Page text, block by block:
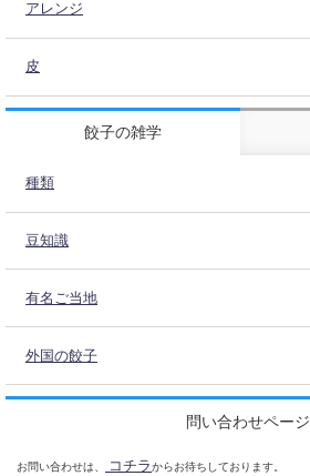
アレンジ
皮
餃子の雑学
種類
豆知識
有名ご当地
外国の餃子
問い合わせページ
お問い合わせは、 コチラ からお待ちしております。